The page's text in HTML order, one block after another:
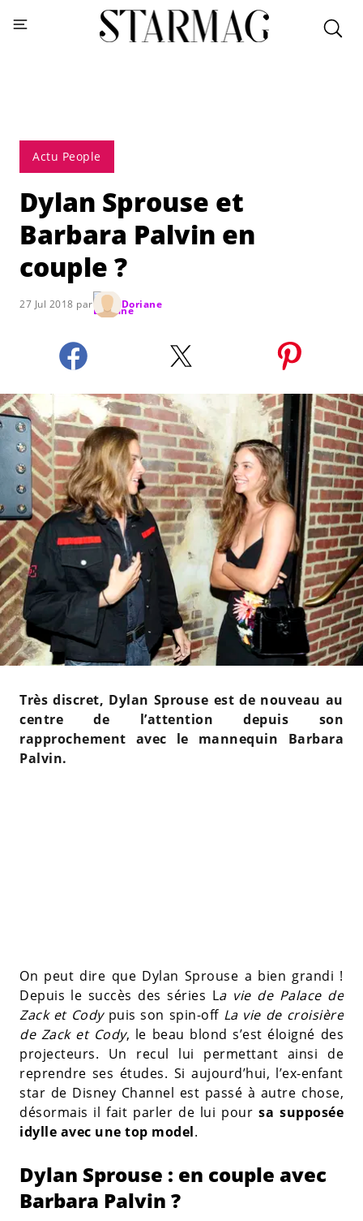
Actu People
Dylan Sprouse et
Barbara Palvin en
couple ?
27 Jul 2018 par Doriane
Très discret, Dylan Sprouse est de nouveau au
centre de l’attention depuis son
rapprochement avec le mannequin Barbara
Palvin.
On peut dire que Dylan Sprouse a bien grandi !
Depuis le succès des séries La vie de Palace de
Zack et Codypuis son spin-off La vie de croisière
de Zack et Cody, le beau blond s’est éloigné des
projecteurs. Un recul lui permettant ainsi de
reprendre ses études. Si aujourd’hui, l’ex-enfant
star de Disney Channel est passé à autre chose,
désormais il fait parler de lui pour sa supposée
idylle avec une top model.
Dylan Sprouse : en couple avec
Barbara Palvin ?